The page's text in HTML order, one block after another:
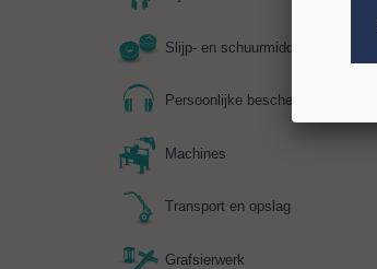
Slijp- en schuurmiddelen
Persoonlijke bescherming
Machines
Transport en opslag
Grafsierwerk